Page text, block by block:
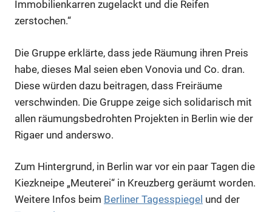
Immobilienkarren zugelackt und die Reifen
zerstochen.“
Die Gruppe erklärte, dass jede Räumung ihren Preis
habe, dieses Mal seien eben Vonovia und Co. dran.
Diese würden dazu beitragen, dass Freiräume
verschwinden. Die Gruppe zeige sich solidarisch mit
allen räumungsbedrohten Projekten in Berlin wie der
Rigaer und anderswo.
Zum Hintergrund, in Berlin war vor ein paar Tagen die
Kiezkneipe „Meuterei“ in Kreuzberg geräumt worden.
Weitere Infos beim Berliner Tagesspiegel und der